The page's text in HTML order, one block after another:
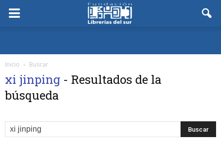
Inicio Buscar
xi jinping - Resultados de la
búsqueda